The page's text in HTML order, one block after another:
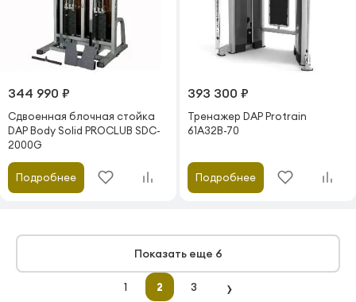
344 990 ₽
Сдвоенная блочная стойка
DAP Body Solid PROCLUB SDC-
2000G
Подробнее
393 300 ₽
Тренажер DAP Protrain
61A32B-70
Подробнее
Показать еще 6
1 2 3 ›